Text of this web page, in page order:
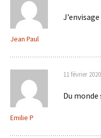
Jean Paul
Emilie P
11 février
Du monde